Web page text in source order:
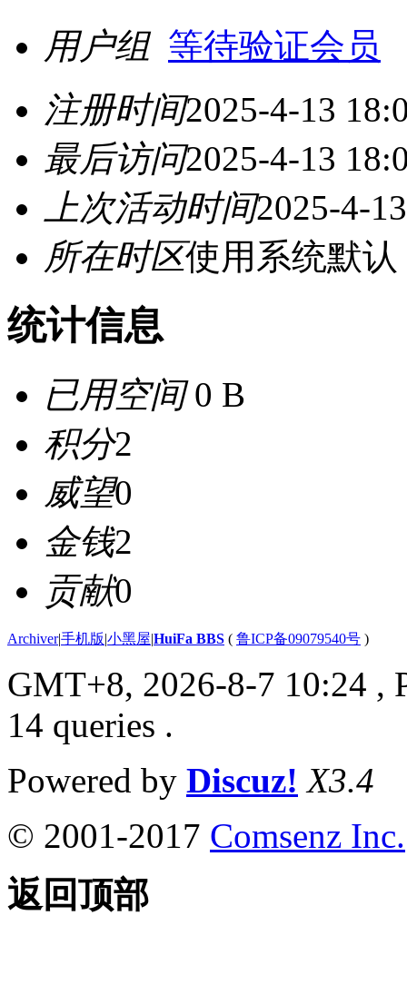
用户组 等待验证会员
注册时间2025-4-13
最后访问2025-4-13
上次活动时间2025-4-
所在时区使用系统默认
统计信息
已用空间0 B
积分2
威望0
金钱2
贡献0
Archiver|手机版|小黑屋|HuiFa BBS ( 鲁ICP备09079540号 )
GMT+8, 2026-8-7 10:24 ,
14 queries .
Powered by Discuz! X3.4
© 2001-2017 Comsenz Inc.
返回顶部